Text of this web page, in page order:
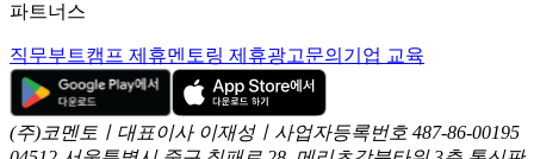
파트너스
직무부트캠프 제휴멘토링 제휴광고문의 기업 교육
(주)코멘토ㅣ대표이사 이재성ㅣ사업자등록번호 487-86-00195